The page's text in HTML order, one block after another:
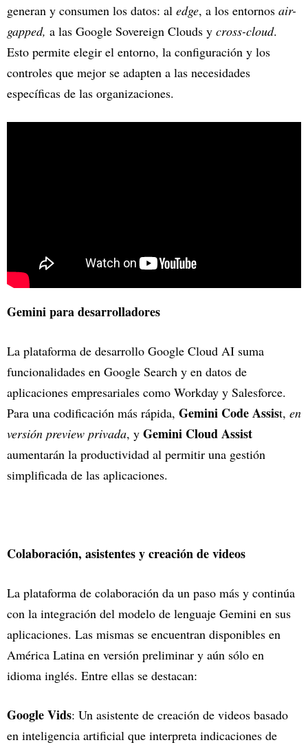
generan y consumen los datos: al edge, a los entornos air-
gapped, a las Google Sovereign Clouds y cross-cloud.
Esto permite elegir el entorno, la configuración y los
controles que mejor se adapten a las necesidades
específicas de las organizaciones.
Gemini para desarrolladores
La plataforma de desarrollo Google Cloud AI suma
funcionalidades en Google Search y en datos de
aplicaciones empresariales como Workday y Salesforce.
Para una codificación más rápida, Gemini Code Assist, en
versión preview privada, y Gemini Cloud Assist
aumentarán la productividad al permitir una gestión
simplificada de las aplicaciones.
Colaboración, asistentes y creación de videos
La plataforma de colaboración da un paso más y continúa
con la integración del modelo de lenguaje Gemini en sus
aplicaciones. Las mismas se encuentran disponibles en
América Latina en versión preliminar y aún sólo en
idioma inglés. Entre ellas se destacan:
Google Vids: Un asistente de creación de videos basado
en inteligencia artificial que interpreta indicaciones de